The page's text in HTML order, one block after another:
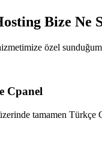
Bize Ne
özel
Cpanel
tamamen Türkçe